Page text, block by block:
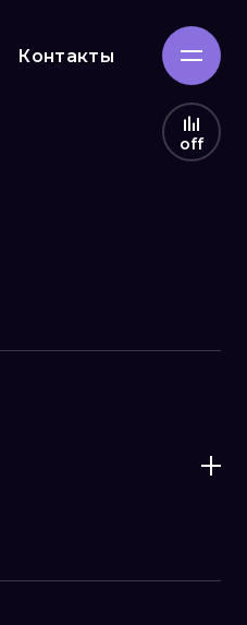
Контакты
off